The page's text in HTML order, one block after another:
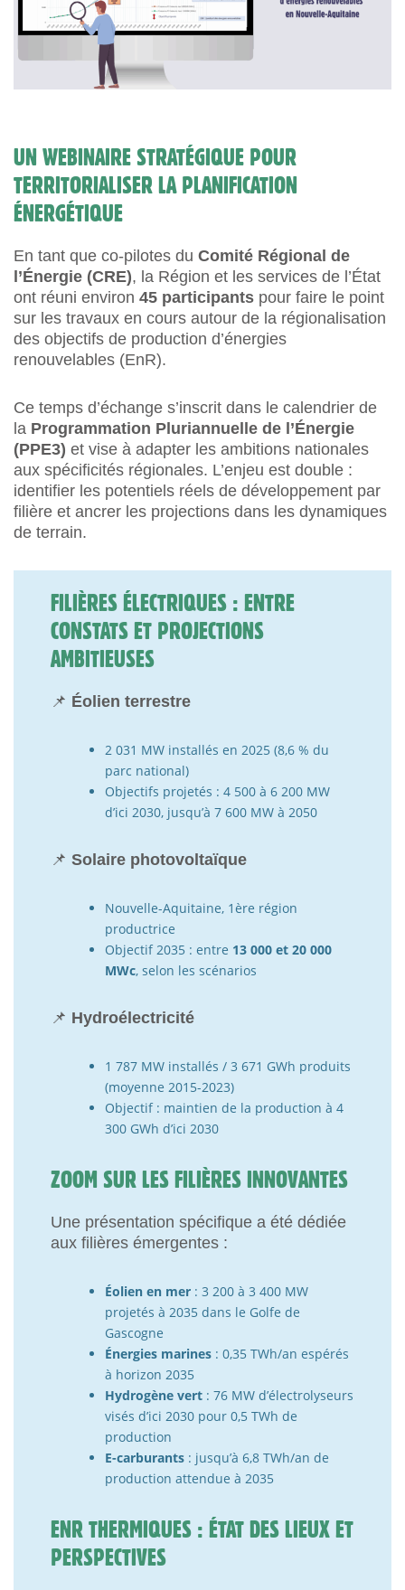
UN WEBINAIRE STRATÉGIQUE POUR
TERRITORIALISER LA PLANIFICATION
ÉNERGÉTIQUE
En tant que co-pilotes du Comité Régional de
l’Énergie (CRE), la Région et les services de l’État
ont réuni environ 45 participants pour faire le point
sur les travaux en cours autour de la régionalisation
des objectifs de production d’énergies
renouvelables (EnR).
Ce temps d’échange s’inscrit dans le calendrier de
la Programmation Pluriannuelle de l’Énergie
(PPE3) et vise à adapter les ambitions nationales
aux spécificités régionales. L’enjeu est double :
identifier les potentiels réels de développement par
filière et ancrer les projections dans les dynamiques
de terrain.
FILIÈRES ÉLECTRIQUES : ENTRE
CONSTATS ET PROJECTIONS
AMBITIEUSES
📌 Éolien terrestre
2 031 MW installés en 2025 (8,6 % du
parc national)
Objectifs projetés : 4 500 à 6 200 MW
d’ici 2030, jusqu’à 7 600 MW à 2050
📌 Solaire photovoltaïque
Nouvelle-Aquitaine, 1ère région
productrice
Objectif 2035 : entre 13 000 et 20 000
MWc, selon les scénarios
📌 Hydroélectricité
1 787 MW installés / 3 671 GWh produits
(moyenne 2015-2023)
Objectif : maintien de la production à 4
300 GWh d’ici 2030
ZOOM SUR LES FILIÈRES INNOVANTES
Une présentation spécifique a été dédiée
aux filières émergentes :
Éolien en mer : 3 200 à 3 400 MW
projetés à 2035 dans le Golfe de
Gascogne
Énergies marines : 0,35 TWh/an espérés
à horizon 2035
Hydrogène vert : 76 MW d’électrolyseurs
visés d’ici 2030 pour 0,5 TWh de
production
E-carburants : jusqu’à 6,8 TWh/an de
production attendue à 2035
ENR THERMIQUES : ÉTAT DES LIEUX ET
PERSPECTIVES